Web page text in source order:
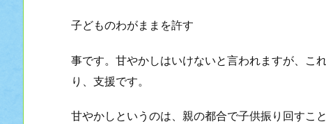
子どものわがままを許す
事です。甘やかしはいけないと言われますが、こ
り、支援です。
甘やかしというのは、親の都合で子供振り回すこ